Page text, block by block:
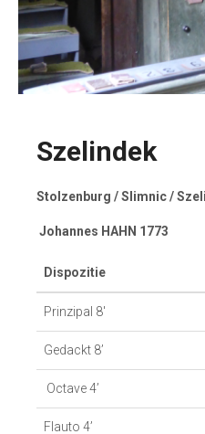
Szelindek
Stolzenburg / Slimnic /
Johannes HAHN 1773
Dispozitie
Prinzipal 8′
Gedackt 8’
Octave 4’
Flauto 4’